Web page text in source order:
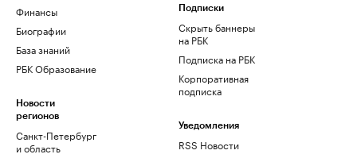
Финансы
Биографии
База знаний
РБК Образование
Новости
регионов
Санкт-Петербург
и область
Подписки
Скрыть баннеры
на РБК
Подписка на РБК
Корпоративная
подписка
Уведомления
RSS Новости